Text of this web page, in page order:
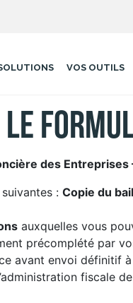
VOS OUTILS
des Entreprises
: Copie du
auxquelles vous
précomplété par
avant envoi définitif à
fiscale